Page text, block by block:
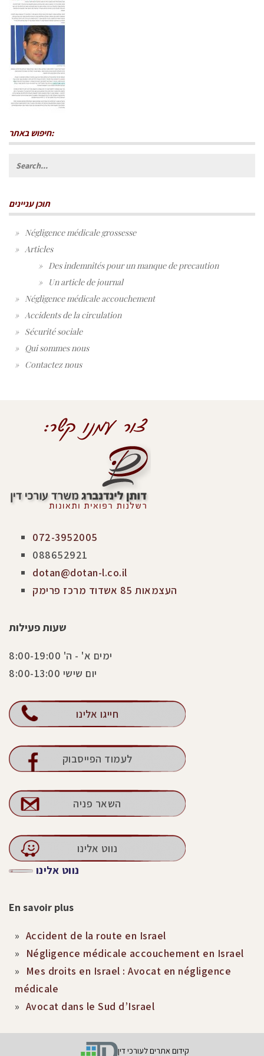
חיפוש באתר:
Search
תוכן עניינים
Négligence médicale grossesse
Articles
Des indemnités pour un manque de precaution
Un article de journal
Négligence médicale accouchement
Accidents de la circulation
Sécurité sociale
Qui sommes nous
Contactez nous
072-3952005
088652921
dotan@dotan-l.co.il
העצמאות 85 אשדוד מרכז פרימק
שעות פעילות
ימים א' - ה' 8:00-19:00
יום שישי 8:00-13:00
חייגו אלינו
לעמוד הפייסבוק
השאר פניה
נווט אלינו
נווט אלינו
En savoir plus
Accident de la route en Israel
Négligence médicale accouchement en Israel
Mes droits en Israel : Avocat en négligence
médicale
Avocat dans le Sud d’Israel
קידום אתרים לעורכי דין